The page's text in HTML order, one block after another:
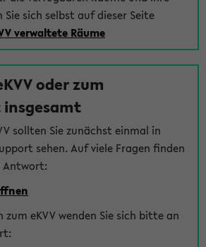
Sie sich selbst auf dieser Seite
verwaltete Räume
oder zum
sollten Sie zunächst einmal in
sehen. Auf viele Fragen finden
Antwort:
zum eKVV wenden Sie sich bitte an